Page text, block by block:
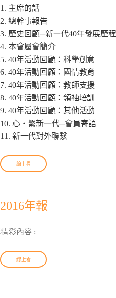
1. 主席的話
2. 總幹事報告
3. 歷史回顧─新一代40年發展歷程
4. 本會屬會簡介
5. 40年活動回顧：科學創意
6. 40年活動回顧：國情教育
7. 40年活動回顧：教師支援
8. 40年活動回顧：領袖培訓
9. 40年活動回顧：其他活動
10. 心‧繫新一代─會員寄語
11. 新一代對外聯繫
線上看
2016年報
精彩內容 :
線上看